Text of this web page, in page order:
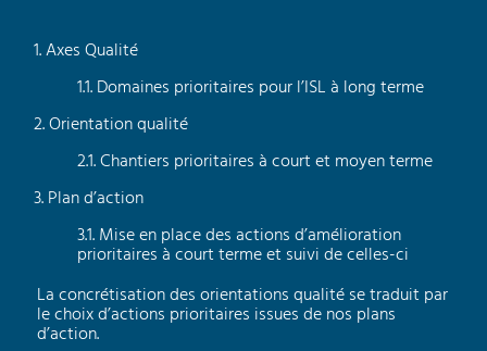
Axes Qualité
Domaines prioritaires pour l’ISL à long terme
Orientation qualité
Chantiers prioritaires à court et moyen terme
Plan d’action
Mise en place des actions d’amélioration
prioritaires à court terme et suivi de celles-ci
La concrétisation des orientations qualité se traduit par
le choix d’actions prioritaires issues de nos plans
d’action.